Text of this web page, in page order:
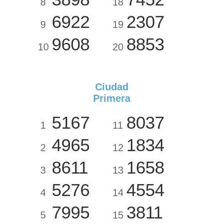
9 6922
10 9608
19 2307
20 8853
Ciudad
Primera
1 5167
2 4965
3 8611
4 5276
5 7995
11 8037
12 1834
13 1658
14 4554
15 3811